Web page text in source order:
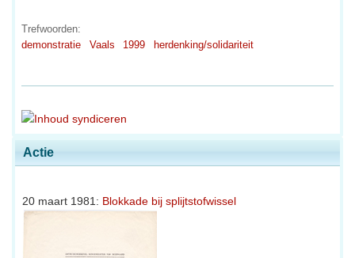
Actie
20 maart 1981: Blokkade bij splijtstofwissel
Trefwoorden:
demonstratie
Vaals 1999 herdenking/solidariteit